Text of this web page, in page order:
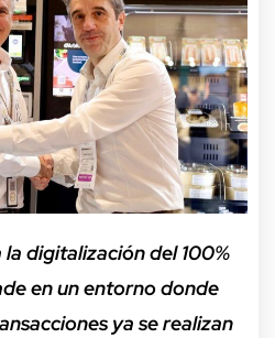
digitalización del 100%
en un entorno donde
ya se realizan